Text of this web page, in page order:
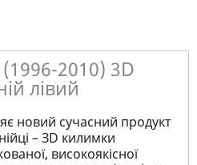
2010) 3D
лівий
новий сучасний продукт
– ЗD килимки
високоякісної